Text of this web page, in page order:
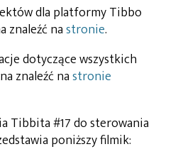
dla platformy Tibbo
znaleźć nastronie.
dotyczące wszystkich
znaleźć nastronie
Tibbita #17 do sterowania
poniższy filmik: